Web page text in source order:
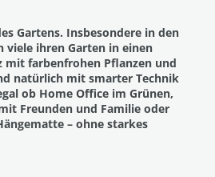
Gartens. Insbesondere in den
viele ihren Garten in einen
mit farbenfrohen Pflanzen und
natürlich mit smarter Technik
ob Home Office im Grünen,
Freunden und Familie oder
– ohne starkes